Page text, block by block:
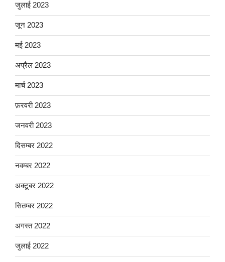
जुलाई 2023
जून 2023
मई 2023
अप्रैल 2023
मार्च 2023
फ़रवरी 2023
जनवरी 2023
दिसम्बर 2022
नवम्बर 2022
अक्टूबर 2022
सितम्बर 2022
अगस्त 2022
जुलाई 2022